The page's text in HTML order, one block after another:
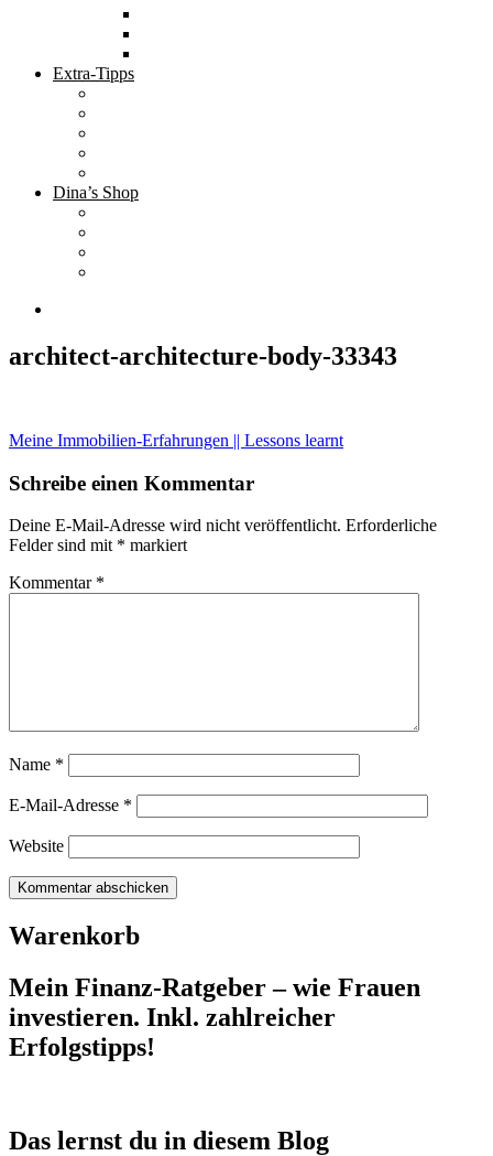
Extra-Tipps
Dina’s Shop
architect-architecture-body-33343
Beitragsnavigation
Meine Immobilien-Erfahrungen || Lessons learnt
Schreibe einen Kommentar
Deine E-Mail-Adresse wird nicht veröffentlicht. Erforderliche
Felder sind mit * markiert
Kommentar *
Name *
E-Mail-Adresse *
Website
Warenkorb
Mein Finanz-Ratgeber – wie Frauen
investieren. Inkl. zahlreicher
Erfolgstipps!
Das lernst du in diesem Blog